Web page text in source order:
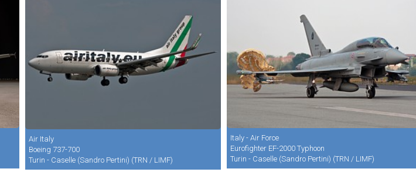
Air Italy
Boeing 737-700
Turin - Caselle (Sandro Pertini) (TRN / LIMF)
Italy - Air Force
Eurofighter EF-2000 Typhoon
Turin - Caselle (Sandro Pertini) (TRN / LIMF)